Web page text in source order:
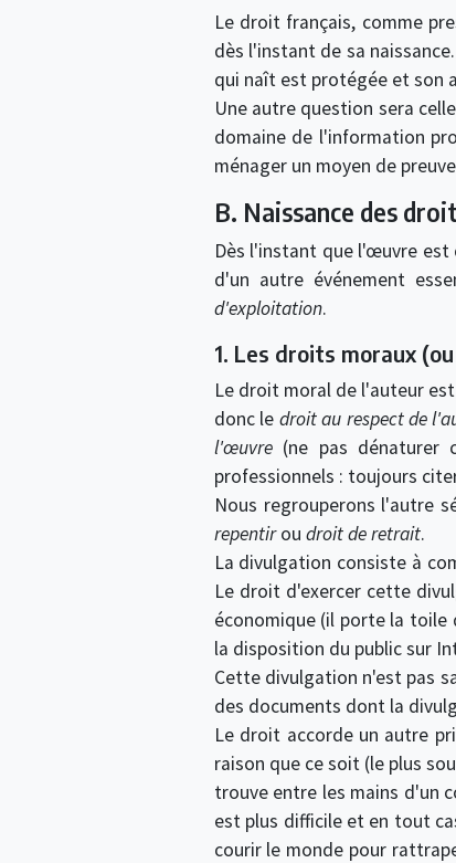
Le droit français, comme
dès l'instant de sa
qui naît est protégée et son
Une autre question sera
domaine de l'information
ménager un moyen de
B. Naissance des
Dès l'instant que l'œuvre
d'un autre événement
d'exploitation.
1. Les droits moraux
Le droit moral de l'auteur
donc le droit au respect de
l'œuvre(ne pas dénaturer
professionnels : toujours
Nous regrouperons l'autre
repentirou droit de retrait.
La divulgation consiste à
Le droit d'exercer cette
économique (il porte la toile
la disposition du public sur
Cette divulgation n'est pas
des documents dont la
Le droit accorde un autre
raison que ce soit (le plus
trouve entre les mains d'un
est plus difficile et en tout
courir le monde pour